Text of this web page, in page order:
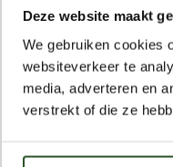
Deze website maakt
We gebruiken cookies
websiteverkeer te
media, adverteren en
verstrekt of die ze